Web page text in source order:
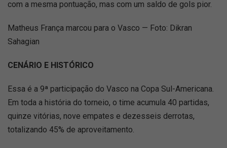
com a mesma pontuação, mas com um saldo de gols pior.
Matheus França marcou para o Vasco — Foto: Dikran
Sahagian
CENÁRIO E HISTÓRICO
Essa é a 9ª participação do Vasco na Copa Sul-Americana.
Em toda a história do torneio, o time acumula 40 partidas,
quinze vitórias, nove empates e dezesseis derrotas,
totalizando 45% de aproveitamento.